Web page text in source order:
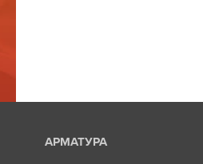
АРМАТУРА